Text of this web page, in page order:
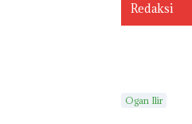
Redaksi
Ogan Ilir